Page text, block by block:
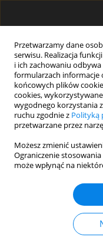
Przetwarzamy dane
serwisu. Realizacja
i ich zachowaniu
formularzach informacje
końcowych plików
cookies,
wygodnego korzystania
ruchu zgodnie z Polityką
przetwarzane przez
Możesz zmienić
Ograniczenie
może wpłynąć na
AutorPiotr
DENDROFLORA
(WOJ. LUBELSKIE)
KRAJOBRAZOWA
Magdalena Lubiarz,Piotr